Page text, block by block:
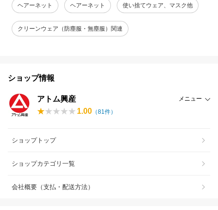
ヘアーネット ヘアーネット 使い捨てウェア、マスク他
クリーンウェア（防塵服・無塵服）関連
ショップ情報
アトム興産 メニュー
1.00 （81件）
ショップトップ
ショップカテゴリ一覧
会社概要（支払・配送方法）